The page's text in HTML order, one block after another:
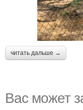
читать дальше →
Вас может